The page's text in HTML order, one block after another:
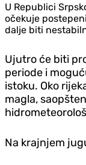
U Republici
očekuje
dalje biti
Ujutro će biti
periode i
istoku. Oko
magla,
Na krajnjem